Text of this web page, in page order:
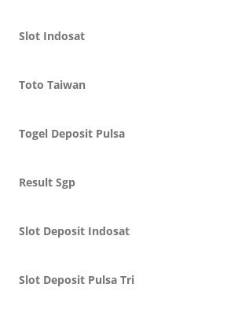
Slot Indosat
Toto Taiwan
Togel Deposit Pulsa
Result Sgp
Slot Deposit Indosat
Slot Deposit Pulsa Tri